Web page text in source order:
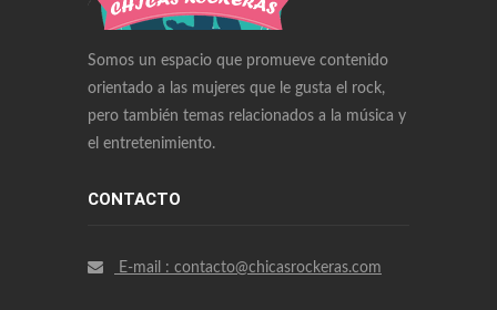
Somos un espacio que promueve contenido
orientado a las mujeres que le gusta el rock,
pero también temas relacionados a la música y
el entretenimiento.
CONTACTO
E-mail : contacto@chicasrockeras.com
Omega Watches Replica